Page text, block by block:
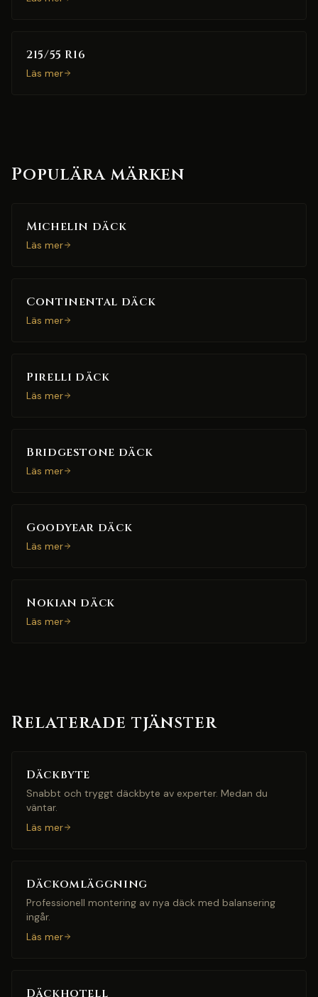
215/55 R16
Läs mer
Populära märken
Michelin däck
Läs mer
Continental däck
Läs mer
Pirelli däck
Läs mer
Bridgestone däck
Läs mer
Goodyear däck
Läs mer
Nokian däck
Läs mer
Relaterade tjänster
Däckbyte
Snabbt och tryggt däckbyte av experter. Medan du
väntar.
Läs mer
Däckomläggning
Professionell montering av nya däck med balansering
ingår.
Läs mer
Däckhotell